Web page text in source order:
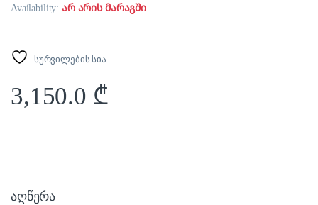
Availability:არ არის მარაგში
სურვილების სია
3,150.0 ₾
აღწერა